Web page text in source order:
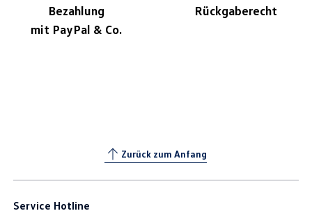
Bezahlung
mit PayPal & Co.
Rückgaberecht
Zurück zum Anfang
Service Hotline